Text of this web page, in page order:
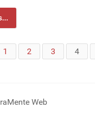
1 2 3 4
Web